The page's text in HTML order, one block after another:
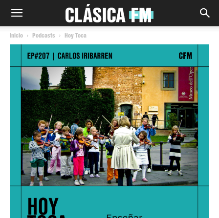
Inicio Podcasts Hoy Toca